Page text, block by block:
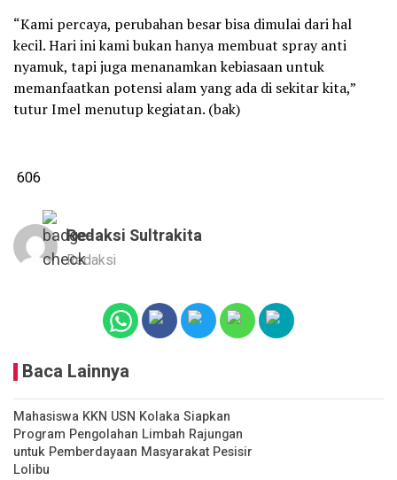
“Kami percaya, perubahan besar bisa dimulai dari hal
kecil. Hari ini kami bukan hanya membuat spray anti
nyamuk, tapi juga menanamkan kebiasaan untuk
memanfaatkan potensi alam yang ada di sekitar kita,”
tutur Imel menutup kegiatan. (bak)
606
Redaksi Sultrakita
Redaksi
Baca Lainnya
Mahasiswa KKN USN Kolaka Siapkan
Program Pengolahan Limbah Rajungan
untuk Pemberdayaan Masyarakat Pesisir
Lolibu